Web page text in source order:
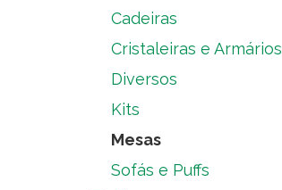
Cadeiras
Cristaleiras e Armários
Diversos
Kits
Mesas
Sofás e Puffs